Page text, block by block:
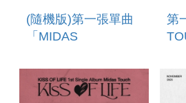
(隨機版)第一張單曲
「MIDAS
VER.)」(韓國進口版)
第